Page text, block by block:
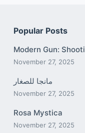
Popular Posts
Modern Gun:
November 27, 2025
مانجا للصغار
November 27, 2025
Rosa Mystica
November 27, 2025